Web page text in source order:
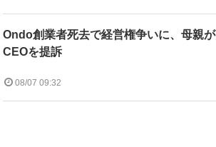
Ondo創業者死去で経営権争いに、母親が
CEOを提訴
08/07 09:32